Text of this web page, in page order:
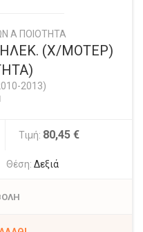
Α ΠΟΙΟΤΗΤΑ
(Χ/ΜΟΤΕΡ)
2013)
Τιμή: 80,45 €
Θέση: Δεξιά